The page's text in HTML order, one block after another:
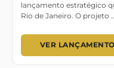
lançamento estratégico
Rio de Janeiro. O projeto
VER LANÇAMENTO